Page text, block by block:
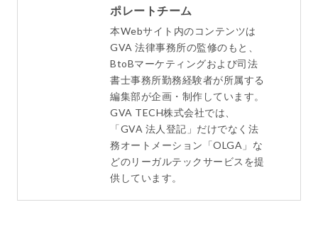
ポレートチーム
本Webサイト内のコンテンツは
GVA 法律事務所の監修のもと、
BtoBマーケティングおよび司法
書士事務所勤務経験者が所属する
編集部が企画・制作しています。
GVA TECH株式会社では、
「GVA 法人登記」だけでなく法
務オートメーション「OLGA」な
どのリーガルテックサービスを提
供しています。